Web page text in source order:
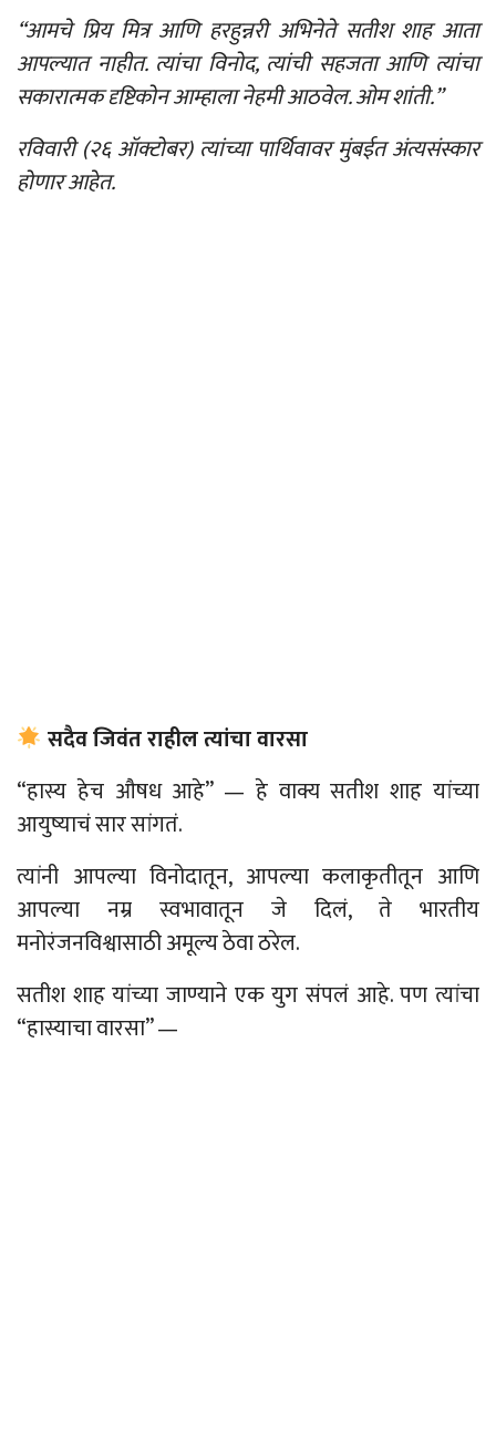
“आमचे प्रिय मित्र आणि हरहुन्नरी अभिनेते सतीश शाह आता
आपल्यात नाहीत. त्यांचा विनोद, त्यांची सहजता आणि त्यांचा
सकारात्मक दृष्टिकोन आम्हाला नेहमी आठवेल. ओम शांती.”
रविवारी (२६ ऑक्टोबर) त्यांच्या पार्थिवावर मुंबईत अंत्यसंस्कार
होणार आहेत.
सदैव जिवंत राहील त्यांचा वारसा
“हास्य हेच औषध आहे” — हे वाक्य सतीश शाह यांच्या
आयुष्याचं सार सांगतं.
त्यांनी आपल्या विनोदातून, आपल्या कलाकृतीतून आणि
आपल्या नम्र स्वभावातून जे दिलं, ते भारतीय
मनोरंजनविश्वासाठी अमूल्य ठेवा ठरेल.
सतीश शाह यांच्या जाण्याने एक युग संपलं आहे. पण त्यांचा
“हास्याचा वारसा”—